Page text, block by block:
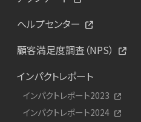
ヘルプセンター
顧客満足度調査（NPS）
インパクトレポート
インパクトレポート2023
インパクトレポート2024